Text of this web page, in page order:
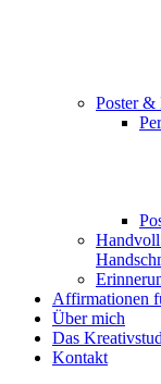
Poster &
Affirmationen
Über mich
Das
Kontakt